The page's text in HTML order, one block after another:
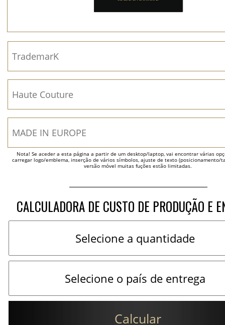
Nota! Se aceder a esta página a partir de um desktop/laptop, vai encontrar várias
carregar logo/emblema, inserção de vários símbolos, ajuste de texto (posicionamento/
versão móvel muitas fuções estão limitadas.
CALCULADORA DE CUSTO DE PRODUÇÃO E
Calcular